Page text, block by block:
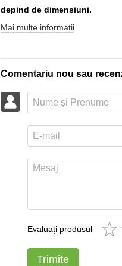
depind de dimensiuni.
Mai multe informatii
Comentariu nou sau
Evaluați produsul
Trimite